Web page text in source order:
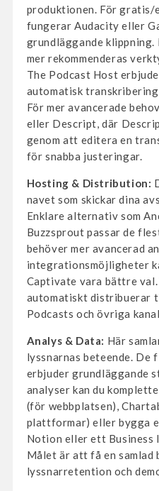
produktionen. För
fungerar Audacity eller
grundläggande
mer rekommenderas
The Podcast Host
automatisk
För mer avancerade
eller Descript, där
genom att editera en
för snabba justeringar.
Hosting & Distribution:
navet som skickar dina
Enklare alternativ som
Buzzsprout passar de
behöver mer avancerad
integrationsmöjligheter
Captivate vara bättre val.
automatiskt distribuerar
Podcasts och övriga
Analys & Data: Här
lyssnarnas beteende.
erbjuder grundläggande
analyser kan du
(för webbplatsen),
plattformar) eller bygga
Notion eller ett
Målet är att få en samlad
lyssnarretention och